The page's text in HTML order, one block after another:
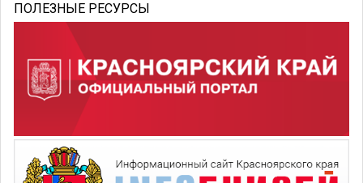
ПОЛЕЗНЫЕ РЕСУРСЫ